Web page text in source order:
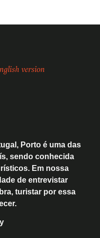
version
Porto é uma das
sendo conhecida
Em nossa
de entrevistar
turistar por essa